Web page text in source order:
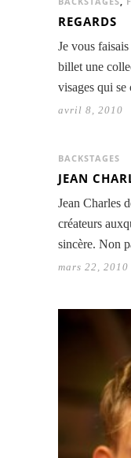
REGARDS
Je vous
billet une
visages qui
avril 8, 2010
BACKSTAGES
JEAN
Jean Charles
créateurs
sincère. Non
mars 22, 2010